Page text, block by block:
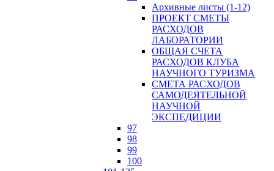
Архивные листы (1-12)
ПРОЕКТ СМЕТЫ
РАСХОДОВ
ЛАБОРАТОРИИ
ОБЩАЯ СЧЕТА
РАСХОДОВ КЛУБА
НАУЧНОГО ТУРИЗМА
СМЕТА РАСХОДОВ
САМОДЕЯТЕЛЬНОЙ
НАУЧНОЙ
ЭКСПЕДИЦИИ
97
98
99
100